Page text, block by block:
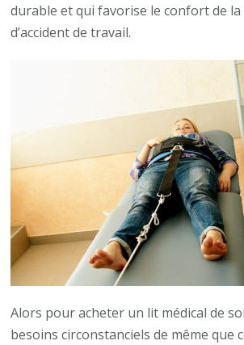
durable et qui favorise le confort de la
d’accident de travail.
Alors pour acheter un lit médical de
besoins circonstanciels de même que